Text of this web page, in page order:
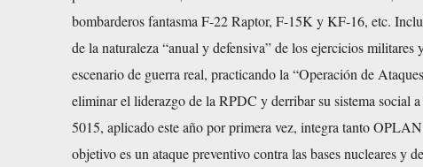
bombarderos fantasma F-22 Raptor, F-15K y KF-16, etc.
de la naturaleza “anual y defensiva” de los ejercicios
escenario de guerra real, practicando la “Operación de
eliminar el liderazgo de la RPDC y derribar su sistema
5015, aplicado este año por primera vez, integra tanto
objetivo es un ataque preventivo contra las bases nucleares y